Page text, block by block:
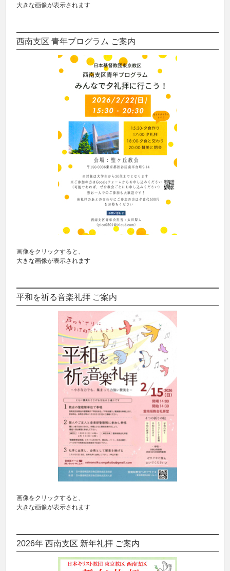
大きな画像が表示されます
西南支区 青年プログラム ご案内
画像をクリックすると、
大きな画像が表示されます
平和を祈る音楽礼拝 ご案内
画像をクリックすると、
大きな画像が表示されます
2026年 西南支区 新年礼拝 ご案内